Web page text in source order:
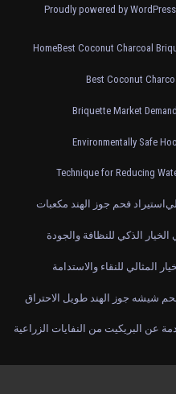
Proudly powered by WordPress
HomeBest Coconut Charcoal
Best Coconut
Briquette Market
Environmentally Safe
Technique for Reducing
استيراد فحم جوز الهند مكعبات
الذكي للنظافة والجودة
المثالي للنقاء والاستدامة
شيشه جوز الهند طويل الاحتراق
عن البريكيت من النفايات الزراعية